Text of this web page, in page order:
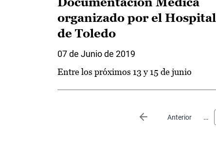
organizado por el Hospital
de Toledo
07 de Junio de 2019
Entre los próximos 13 y 15 de junio
Anterior
Página anterior …